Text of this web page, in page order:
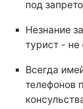
под
Незнание
турист - не
Всегда
телефонов